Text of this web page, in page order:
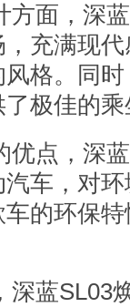
方面，深
充满现
格。同
极佳的乘
优点，深
车，对
的环保
深蓝SL03